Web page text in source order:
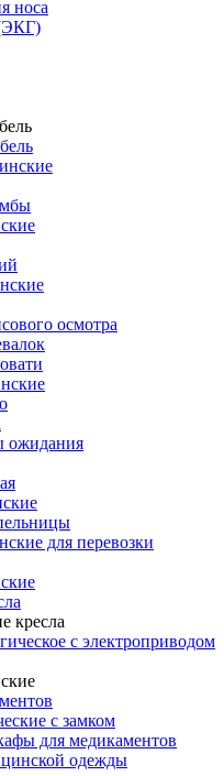
носа
осмотра
ожидания
для перевозки
кресла
с электроприводом
с замком
для медикаментов
одежды